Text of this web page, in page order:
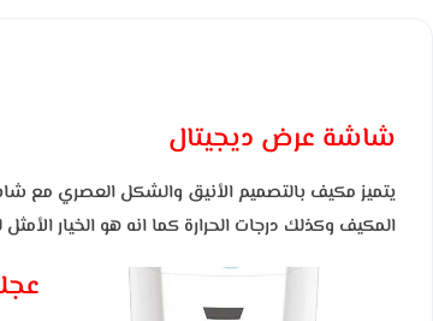
شاشة عرض ديجيتال
يتميز مكيف بالتصميم الأنيق والشكل العصري مع
المكيف وكذلك درجات الحرارة كما انه هو الخيار